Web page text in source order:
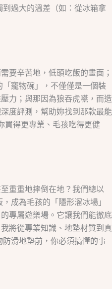
過大的溫差（如：從冰箱拿
要辛苦地，低頭吃飯的畫面；
寵物碗」，不僅僅是一個裝
力；與那因為狼吞虎嚥，而造
度評測，幫助妳找到那款最能
買得更專業、毛孩吃得更健
重重地摔倒在地？我們總以
成為毛孩的「隱形溜冰場」
專屬遊樂場。它讓我們能徹底
將從專業知識、地墊材質到真
滑地墊前，你必須搞懂的事